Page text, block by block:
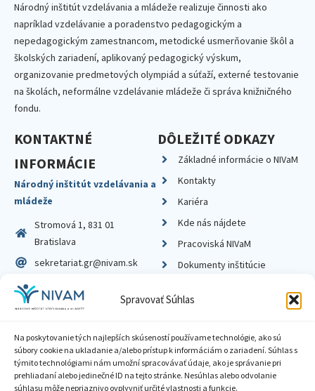
Spravovať Súhlas
Na poskytovanie tých najlepších skúseností používame technológie, ako sú
súbory cookie na ukladanie a/alebo prístup k informáciám o zariadení. Súhlas s
týmito technológiami nám umožní spracovávať údaje, ako je správanie pri
prehliadaní alebo jedinečné ID na tejto stránke. Nesúhlas alebo odvolanie
súhlasu môže nepriaznivo ovplyvniť určité vlastnosti a funkcie.
Národný inštitút vzdelávania a mládeže realizuje činnosti ako
napríklad vzdelávanie a poradenstvo pedagogickým a
nepedagogickým zamestnancom, metodické usmerňovanie škôl a
školských zariadení, aplikovaný pedagogický výskum,
organizovanie predmetových olympiád a súťaží, externé testovanie
na školách, neformálne vzdelávanie mládeže či správa knižničného
fondu.
KONTAKTNÉ
INFORMÁCIE
Národný inštitút vzdelávania a
mládeže
Stromová 1, 831 01
Bratislava
sekretariat.gr@nivam.sk
IČO: 00164348
DIČ: 2020798714
DÔLEŽITÉ ODKAZY
Základné informácie o NIVaM
Kontakty
Kariéra
Kde nás nájdete
Pracoviská NIVaM
Dokumenty inštitúcie
Zásady ochrany súkromia